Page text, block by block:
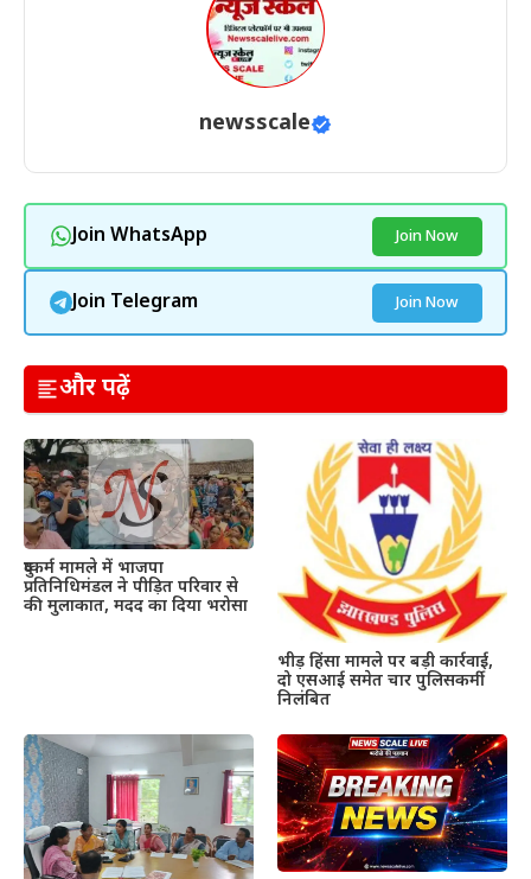
newsscale
Join WhatsApp Join Now
Join Telegram Join Now
और पढ़ें
दुष्कर्म मामले में भाजपा
प्रतिनिधिमंडल ने पीड़ित परिवार से
की मुलाकात, मदद का दिया भरोसा
भीड़ हिंसा मामले पर बड़ी कार्रवाई,
दो एसआई समेत चार पुलिसकर्मी
निलंबित